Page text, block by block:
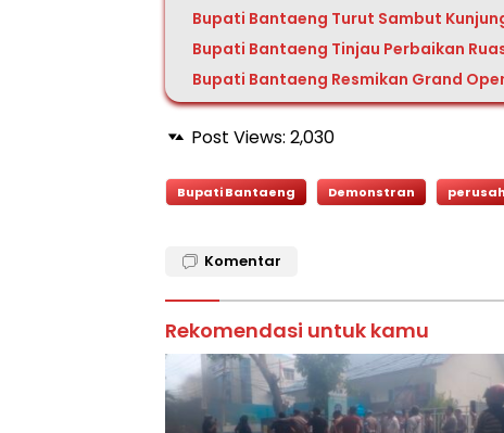
Bupati Bantaeng Turut Sambut
Bupati Bantaeng Tinjau Perbaikan
Bupati Bantaeng Resmikan Grand
Post Views: 2,030
Bupati Bantaeng Demonstran
Komentar
Rekomendasi untuk kamu